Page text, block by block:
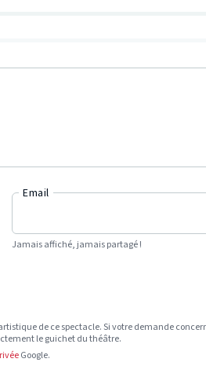
Email
Jamais affiché, jamais partagé !
de ce spectacle. Si votre demande
le guichet du théâtre.
Google.